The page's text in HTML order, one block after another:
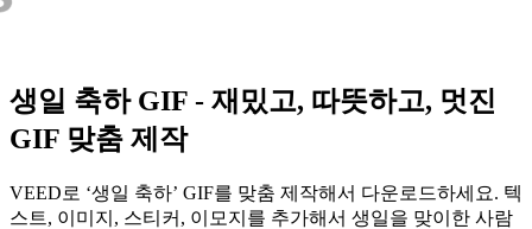
생일 축하 GIF - 재밌고, 따뜻하고, 멋진
GIF 맞춤 제작
VEED로 ‘생일 축하’ GIF를 맞춤 제작해서 다운로드하세요. 텍
스트, 이미지, 스티커, 이모지를 추가해서 생일을 맞이한 사람